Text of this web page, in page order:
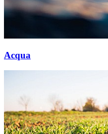
Acqua